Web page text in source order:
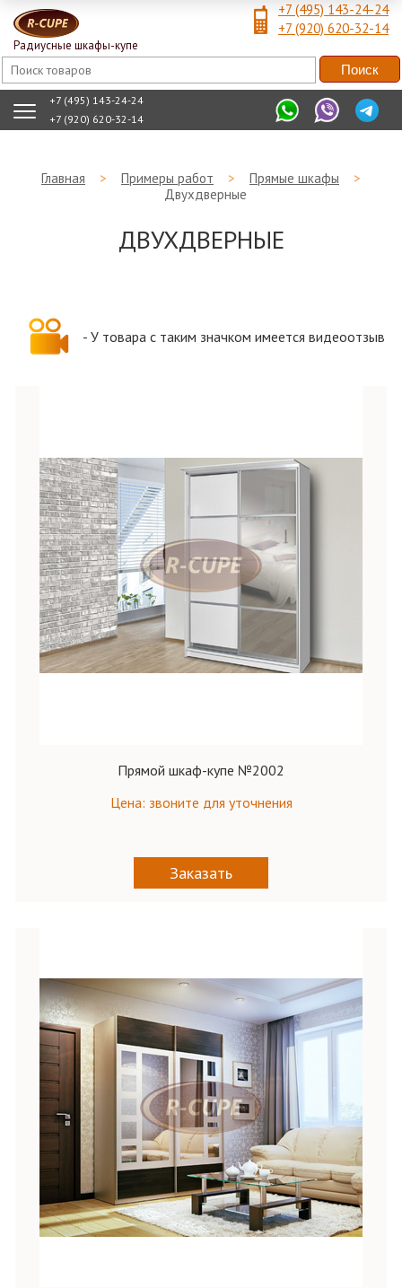
Радиусные шкафы-купе
+7 (495) 143-24-24
+7 (920) 620-32-14
+7 (495) 143-24-24
+7 (920) 620-32-14
Главная > Примеры работ > Прямые шкафы
>
Двухдверные
ДВУХДВЕРНЫЕ
- У товара с таким значком имеется видеоотзыв
Прямой шкаф-купе №2002
Цена: звоните для уточнения
Заказать